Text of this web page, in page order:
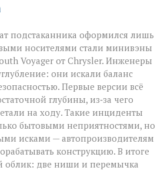
подстаканника оформился лишь
носителями стали минивэны
Voyager от Chrysler. Инженеры
они искали баланс
Первые версии всё
глубины, из‑за чего
на ходу. Такие инциденты
бытовыми неприятностями, но
исками — автопроизводителям
конструкцию. В итоге
облик: две ниши и перемычка